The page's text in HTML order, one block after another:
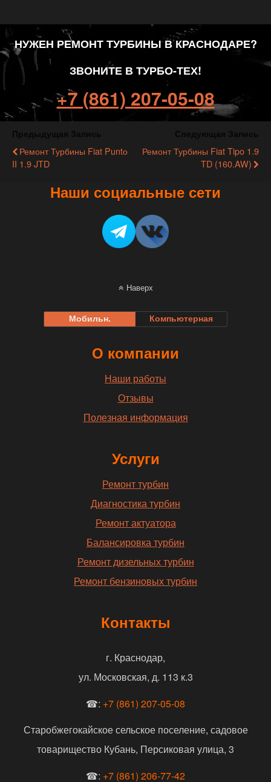
НУЖЕН РЕМОНТ ТУРБИНЫ В КРАСНОДАРЕ?
ЗВОНИТЕ В ТУРБО-ТЕХ!
+7 (861) 207-05-08
Ремонт Турбины Fiat Puntо
II 1.9 JTD
Ремонт Турбины Fiat Tipo 1.9
TD (160.AW)
Наши социальные сети
Наверх
Мобильн. Компьютерная
О компании
Наши работы
Отзывы
Полезная информация
Услуги
Ремонт турбин
Диагностика турбин
Ремонт актуатора
Балансировка турбин
Ремонт дизельных турбин
Ремонт бензиновых турбин
Контакты
г. Краснодар,
ул. Московская, д. 113 к.3
☎: +7 (861) 207-05-08
Старобжегокайское сельское поселение, садовое
товарищество Кубань, Персиковая улица, 3
☎: +7 (861) 206-77-42